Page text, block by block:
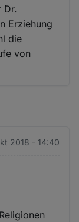
Dr.
Erziehung
die
von
2018 - 14:40